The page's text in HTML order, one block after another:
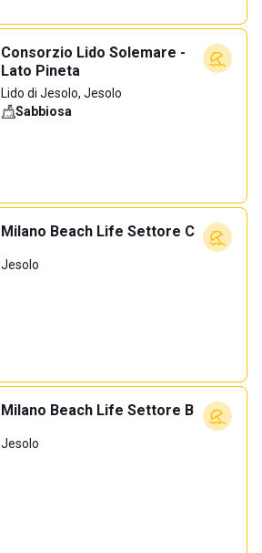
Consorzio Lido Solemare -
Lato Pineta
Lido di Jesolo, Jesolo
Sabbiosa
Milano Beach Life Settore C
Jesolo
Milano Beach Life Settore B
Jesolo